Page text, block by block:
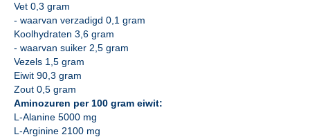
Vet 0,3 gram
- waarvan verzadigd 0,1 gram
Koolhydraten 3,6 gram
- waarvan suiker 2,5 gram
Vezels 1,5 gram
Eiwit 90,3 gram
Zout 0,5 gram
Aminozuren per 100 gram eiwit:
L-Alanine 5000 mg
L-Arginine 2100 mg